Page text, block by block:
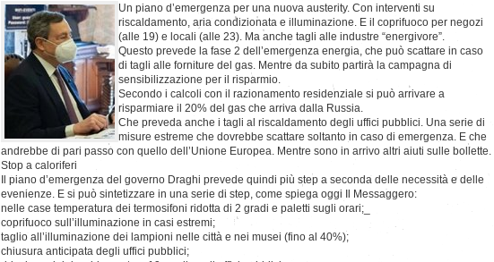
Un piano d’emergenza per una nuova austerity. Con interventi su
riscaldamento, aria condizionata e illuminazione. E il coprifuoco per negozi
(alle 19) e locali (alle 23). Ma anche tagli alle industre “energivore”.
Questo prevede la fase 2 dell’emergenza energia, che può scattare in caso
di tagli alle forniture del gas. Mentre da subito partirà la campagna di
sensibilizzazione per il risparmio.
Secondo i calcoli con il razionamento residenziale si può arrivare a
risparmiare il 20% del gas che arriva dalla Russia.
Che preveda anche i tagli al riscaldamento degli uffici pubblici. Una serie di
misure estreme che dovrebbe scattare soltanto in caso di emergenza. E che
andrebbe di pari passo con quello dell’Unione Europea. Mentre sono in arrivo altri aiuti sulle bollette.
Stop a caloriferi
Il piano d’emergenza del governo Draghi prevede quindi più step a seconda delle necessità e delle
evenienze. E si può sintetizzare in una serie di step, come spiega oggi Il Messaggero:
nelle case temperatura dei termosifoni ridotta di 2 gradi e paletti sugli orari;_
coprifuoco sull’illuminazione in casi estremi;
taglio all’illuminazione dei lampioni nelle città e nei musei (fino al 40%);
chiusura anticipata degli uffici pubblici;